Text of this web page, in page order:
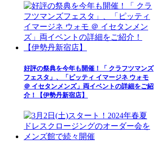
好評の祭典を今年も開催！「 クラフツマンズ
フェスタ」、「ピッティ イマージネ ウォモ
＠ イセタンメンズ」両イベントの詳細をご紹
介！【伊勢丹新宿店】